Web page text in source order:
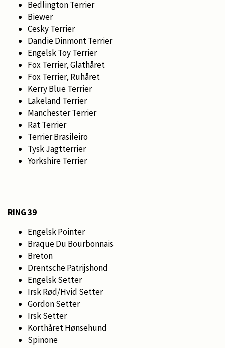
Bedlington Terrier
Biewer
Cesky Terrier
Dandie Dinmont Terrier
Engelsk Toy Terrier
Fox Terrier, Glathåret
Fox Terrier, Ruhåret
Kerry Blue Terrier
Lakeland Terrier
Manchester Terrier
Rat Terrier
Terrier Brasileiro
Tysk Jagtterrier
Yorkshire Terrier
RING 39
Engelsk Pointer
Braque Du Bourbonnais
Breton
Drentsche Patrijshond
Engelsk Setter
Irsk Rød/Hvid Setter
Gordon Setter
Irsk Setter
Korthåret Hønsehund
Spinone